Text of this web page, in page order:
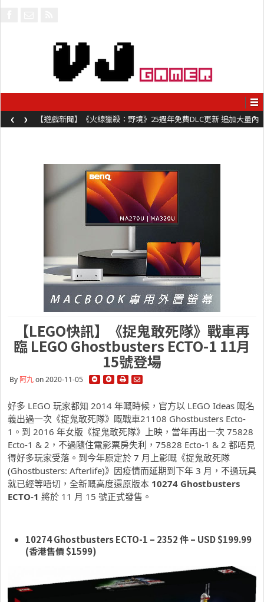
【遊戲新聞】《火線獵殺：野境》25週年免費DLC更新 追加大量內
容同時系舊作限時超平價折扣
‹ ›
【LEGO快訊】《捉鬼敢死隊》戰車再
臨 LEGO Ghostbusters ECTO-1 11月
15號登場
By 阿九on 2020-11-05
好多 LEGO 玩家都知 2014 年嘅時候，官方以 LEGO Ideas 嘅名
義出過一次《捉鬼敢死隊》嘅戰車21108 Ghostbusters Ecto-
1。到 2016 年女版《捉鬼敢死隊》上映，當年再出一次 75828
Ecto-1 & 2，不過隨住電影票房失利，75828 Ecto-1 & 2 都唔見
得好多玩家受落。到今年原定於 7 月上影嘅《捉鬼敢死隊
(Ghostbusters: Afterlife)》因疫情而延期到下年 3 月，不過玩具
就已經等唔切，全新嘅高度還原版本 10274 Ghostbusters
ECTO-1 將於 11 月 15 號正式發售。
10274 Ghostbusters ECTO-1 – 2352 件 – USD $199.99
(香港售價 $1599)